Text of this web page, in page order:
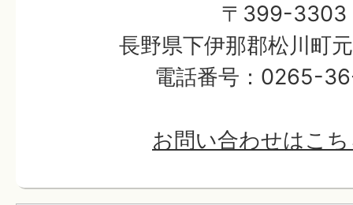
〒399-3303
長野県下伊那郡松川町
電話番号：0265-
お問い合わせはこ